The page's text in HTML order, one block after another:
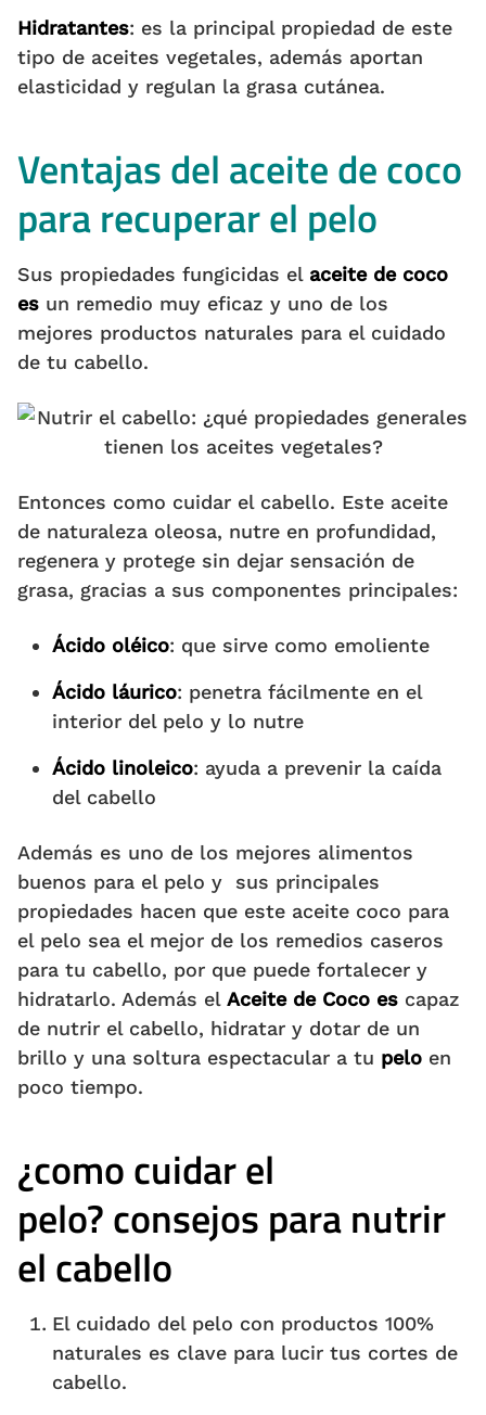
Hidratantes: es la principal propiedad de este
tipo de aceites vegetales, además aportan
elasticidad y regulan la grasa cutánea.
Ventajas del aceite de coco
para recuperar el pelo
Sus propiedades fungicidas el aceite de coco
es un remedio muy eficaz y uno de los
mejores productos naturales para el cuidado
de tu cabello.
Entonces como cuidar el cabello. Este aceite
de naturaleza oleosa, nutre en profundidad,
regenera y protege sin dejar sensación de
grasa, gracias a sus componentes principales:
Ácido oléico: que sirve como emoliente
Ácido láurico: penetra fácilmente en el
interior del pelo y lo nutre
Ácido linoleico: ayuda a prevenir la caída
del cabello
Además es uno de los mejores alimentos
buenos para el pelo y sus principales
propiedades hacen que este aceite coco para
el pelo sea el mejor de los remedios caseros
para tu cabello, por que puede fortalecer y
hidratarlo. Además el Aceite de Coco es capaz
de nutrir el cabello, hidratar y dotar de un
brillo y una soltura espectacular a tu pelo en
poco tiempo.
¿como cuidar el
pelo?consejos para nutrir
el cabello
El cuidado del pelo con productos 100%
naturales es clave para lucir tus cortes de
cabello.